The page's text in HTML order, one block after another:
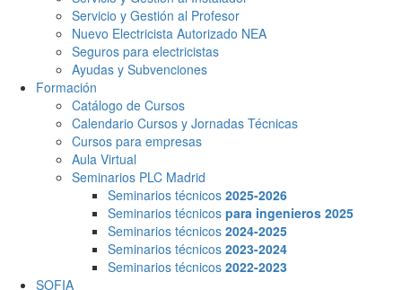
Servicio y Gestión al Profesor
Nuevo Electricista Autorizado NEA
Seguros para electricistas
Ayudas y Subvenciones
Formación
Catálogo de Cursos
Calendario Cursos y Jornadas Técnicas
Cursos para empresas
Aula Virtual
Seminarios PLC Madrid
Seminarios técnicos 2025-2026
Seminarios técnicos para ingenieros 2025
Seminarios técnicos 2024-2025
Seminarios técnicos 2023-2024
Seminarios técnicos 2022-2023
SOFIA